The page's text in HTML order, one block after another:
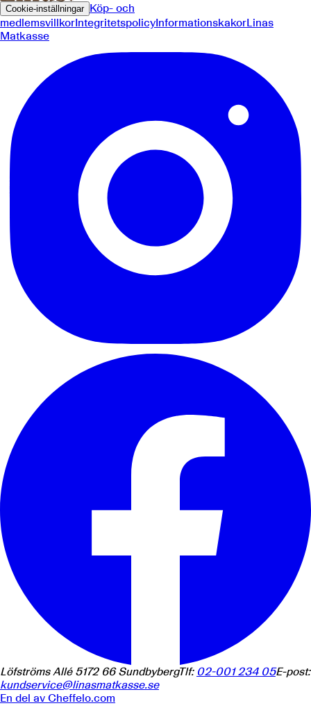
Cookie-inställningar Köp- och
medlemsvillkorIntegritetspolicyInformationskakorLinas
Matkasse
Löfströms Allé 5172 66 SundbybergTlf: 02-001 234 05E-post:
kundservice@linasmatkasse.se
En del av Cheffelo.com